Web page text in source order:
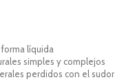
líquida
simples y complejos
perdidos con el sudor